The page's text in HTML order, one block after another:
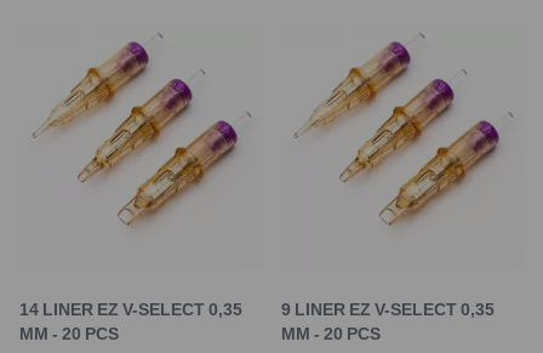
14 LINER EZ V-SELECT 0,35
MM - 20 PCS
9 LINER EZ V-SELECT 0,35
MM - 20 PCS